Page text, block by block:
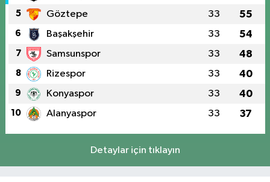
5 Göztepe 33 55
6 Başakşehir 33 54
7 Samsunspor 33 48
8 Rizespor 33 40
9 Konyaspor 33 40
10 Alanyaspor 33 37
Detaylar için tıklayın